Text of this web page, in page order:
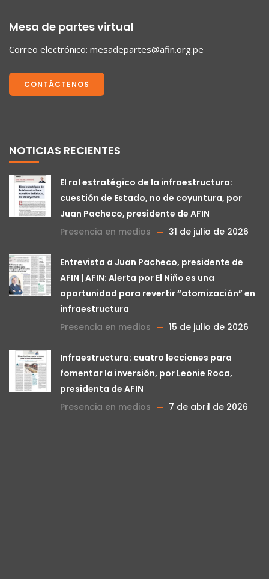
Mesa de partes virtual
Correo electrónico: mesadepartes@afin.org.pe
CONTÁCTENOS
NOTICIAS RECIENTES
El rol estratégico de la infraestructura:
cuestión de Estado, no de coyuntura, por
Juan Pacheco, presidente de AFIN
Presencia en medios
31 de julio de 2026
Entrevista a Juan Pacheco, presidente de
AFIN | AFIN: Alerta por El Niño es una
oportunidad para revertir “atomización” en
infraestructura
Presencia en medios
15 de julio de 2026
Infraestructura: cuatro lecciones para
fomentar la inversión, por Leonie Roca,
presidenta de AFIN
Presencia en medios
7 de abril de 2026